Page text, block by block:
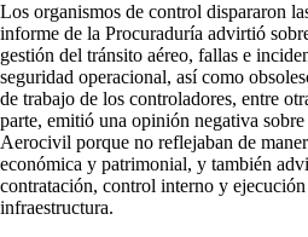
Los organismos de control dispararon
informe de la Procuraduría advirtió
gestión del tránsito aéreo, fallas e
seguridad operacional, así como
de trabajo de los controladores, entre
parte, emitió una opinión negativa
Aerocivil porque no reflejaban de
económica y patrimonial, y también
contratación, control interno y
infraestructura.